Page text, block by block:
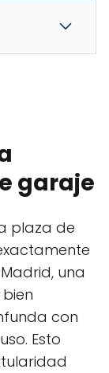
garaje
plaza de
una
con
Esto